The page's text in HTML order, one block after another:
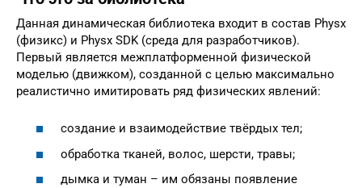
Данная динамическая библиотека входит в состав Physx
(физикс) и Physx SDK (среда для разработчиков).
Первый является межплатформенной физической
моделью (движком), созданной с целью максимально
реалистично имитировать ряд физических явлений:
создание и взаимодействие твёрдых тел;
обработка тканей, волос, шерсти, травы;
дымка и туман – им обязаны появление